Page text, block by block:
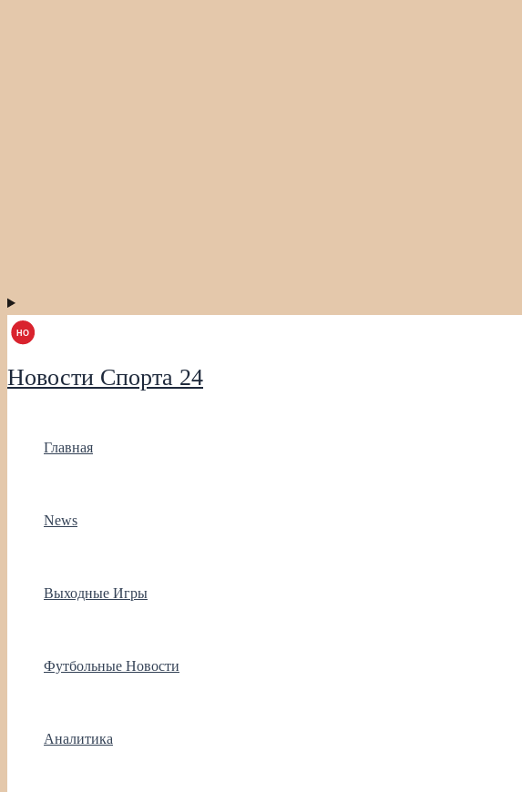
Новости Спорта 24
Главная
News
Выходные Игры
Футбольные Новости
Аналитика